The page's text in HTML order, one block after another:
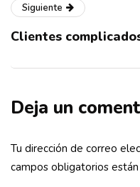
Siguiente
Clientes
Deja un
Tu dirección de correo
campos obligatorios